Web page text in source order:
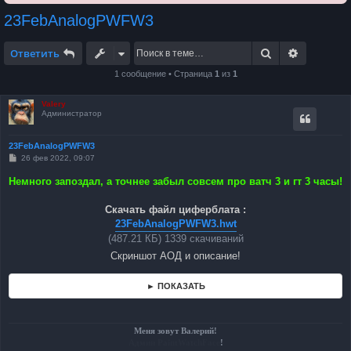
23FebAnalogPWFW3
Ответить Поиск
1 сообщение • Страница 1 из 1
Valery
Администратор
23FebAnalogPWFW3
С
б
26 фев 2022, 09:07
Немного запоздал, а точнее забыл совсем про ватч 3 и гт 3 часы!
Скачать файл циферблата :
23FebAnalogPWFW3.hwt
(487.21 КБ) 1339 скачиваний
Скриншот АОД и описание!
► ПОКАЗАТЬ
Меня зовут Валерий!
!